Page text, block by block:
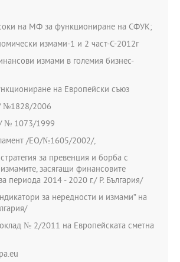
на МФ за функциониране на СФУК;
измами-1 и 2 част-С-2012г
измами в големия бизнес-
на Европейски съюз
№1828/2006
№ 1073/1999
/ЕО/№1605/2002/,
за превенция и борба с
засягащи финансовите
периода 2014 - 2020 г./ Р. България/
за нередности и измами” на
№ 2/2011 на Европейската сметна